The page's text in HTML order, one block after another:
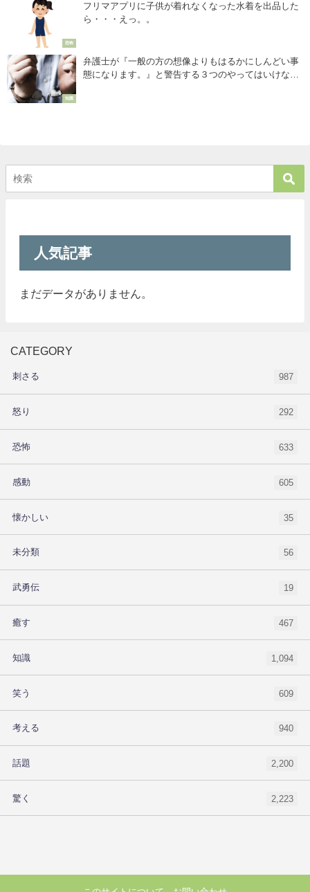
恐怖
フリマアプリに子供が着れなくなった水着を出品した
ら・・・えっ。。
知識
弁護士が『一般の方の想像よりもはるかにしんどい事
態になります。』と警告する３つのやってはいけない
人気記事
まだデータがありません。
CATEGORY
刺さる 987
怒り 292
恐怖 633
感動 605
懐かしい 35
未分類 56
武勇伝 19
癒す 467
知識 1,094
笑う 609
考える 940
話題 2,200
驚く 2,223